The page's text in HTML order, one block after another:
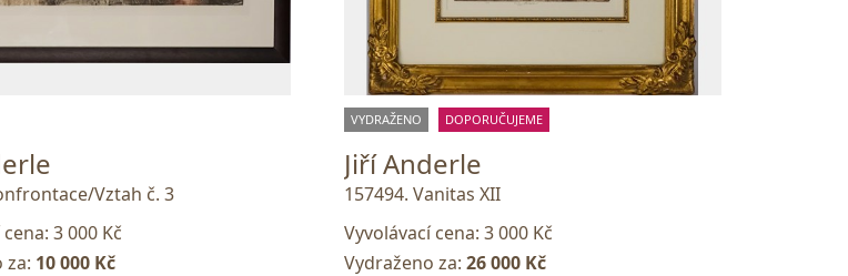
Vztah č. 3
3 000 Kč
za: 10 000 Kč
VYDRAŽENO DOPORUČUJEME
Jiří Anderle
157494. Vanitas XII
Vyvolávací cena: 3 000 Kč
Vydraženo za: 26 000 Kč